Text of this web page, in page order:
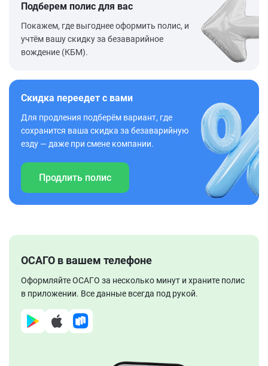
Подберем полис для вас
Покажем, где выгоднее оформить полис, и
учтём вашу скидку за безаварийное
вождение (КБМ).
Скидка переедет с вами
Для продления подберём вариант, где
сохранится ваша скидка за безаварийную
езду — даже при смене компании.
Продлить полис
ОСАГО в вашем телефоне
Оформляйте ОСАГО за несколько минут и храните полис
в приложении. Все данные всегда под рукой.